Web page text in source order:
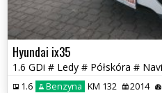
Hyundai ix35
1.6 Benzyna KM 132 2014